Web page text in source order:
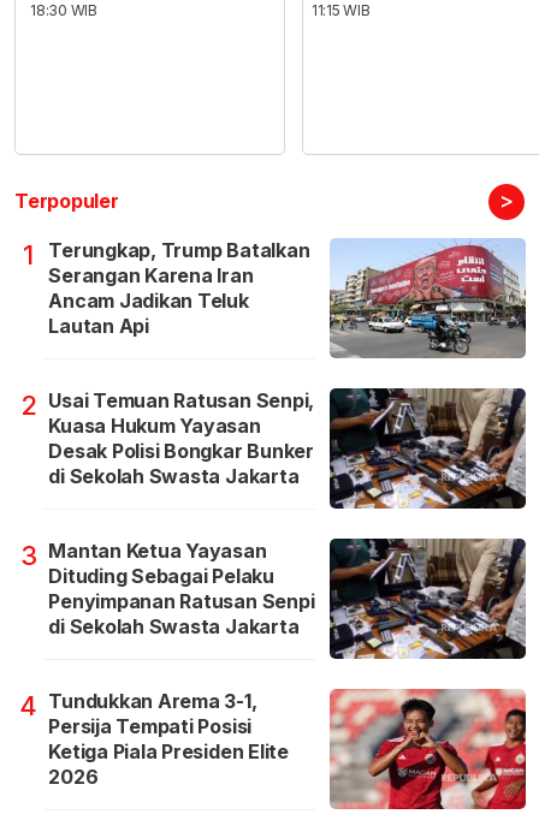
18:30 WIB
11:15 WIB
Terpopuler >
1
Terungkap, Trump Batalkan
Serangan Karena Iran
Ancam Jadikan Teluk
Lautan Api
2 Usai Temuan Ratusan Senpi,
Kuasa Hukum Yayasan
Desak Polisi Bongkar Bunker
di Sekolah Swasta Jakarta
3 Mantan Ketua Yayasan
Dituding Sebagai Pelaku
Penyimpanan Ratusan Senpi
di Sekolah Swasta Jakarta
4 Tundukkan Arema 3-1,
Persija Tempati Posisi
Ketiga Piala Presiden Elite
2026